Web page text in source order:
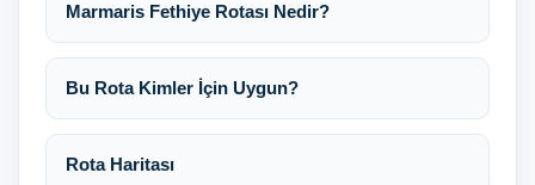
Marmaris Fethiye Rotası Nedir?
Bu Rota Kimler İçin Uygun?
Rota Haritası